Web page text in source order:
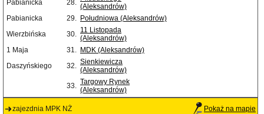
Pabianicka
28. (Aleksandrów)
Pabianicka
29. Południowa (Aleksandrów)
Wierzbińska
30. 11 Listopada
(Aleksandrów)
1 Maja
31. MDK (Aleksandrów)
Daszyńskiego
32. Sienkiewicza
(Aleksandrów)
33. Targowy Rynek
(Aleksandrów)
zajezdnia MPK NŻ Pokaż na mapie